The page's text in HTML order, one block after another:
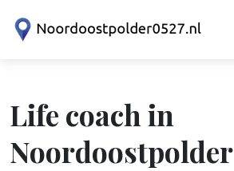
Life coach in
Noordoostpolder